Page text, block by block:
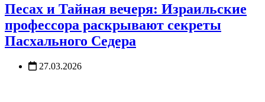
Песах и Тайная вечеря: Израильские
профессора раскрывают секреты
Пасхального Седера
27.03.2026